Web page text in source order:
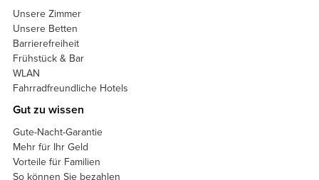
Unsere Zimmer
Unsere Betten
Barrierefreiheit
Frühstück & Bar
WLAN
Fahrradfreundliche Hotels
Gut zu wissen
Gute-Nacht-Garantie
Mehr für Ihr Geld
Vorteile für Familien
So können Sie bezahlen